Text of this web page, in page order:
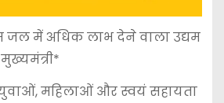
में अधिक लाभ देने वाला उद्यम
युवाओं, महिलाओं और स्वयं सहायता